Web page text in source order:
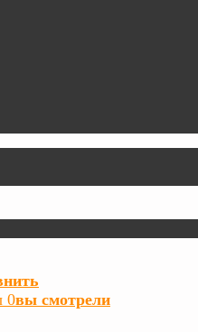
0вы смотрели